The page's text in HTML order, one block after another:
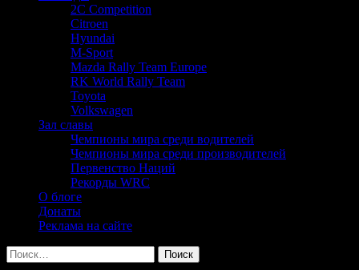
2C Competition
Citroen
Hyundai
M-Sport
Mazda Rally Team Europe
RK World Rally Team
Toyota
Volkswagen
Зал славы
Чемпионы мира среди водителей
Чемпионы мира среди производителей
Первенство Наций
Рекорды WRC
О блоге
Донаты
Реклама на сайте
Найти: